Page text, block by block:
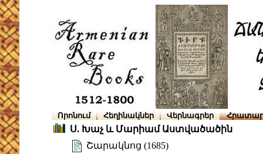
Որոնում Հեղինակներ Վերնագրեր
Ս. Խաչ և Մարիամ Աստվածածին
Շարակնոց (1685)